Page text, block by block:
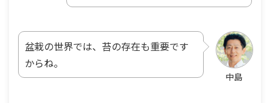
中島
盆栽の世界では、苔の存在も重要です
からね。